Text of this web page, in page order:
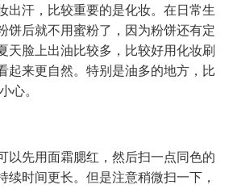
出汗，比较重要的是化妆。在日常生
饼后就不用蜜粉了，因为粉饼还有定
天脸上出油比较多，比较好用化妆刷
起来更自然。特别是油多的地方，比
心。
以先用面霜腮红，然后扫一点同色的
续时间更长。但是注意稍微扫一下，